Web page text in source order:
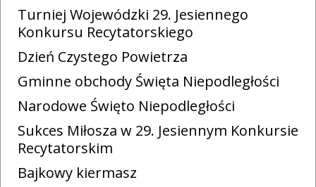
Turniej Wojewódzki 29. Jesiennego
Konkursu Recytatorskiego
Dzień Czystego Powietrza
Gminne obchody Święta Niepodległości
Narodowe Święto Niepodległości
Sukces Miłosza w 29. Jesiennym Konkursie
Recytatorskim
Bajkowy kiermasz